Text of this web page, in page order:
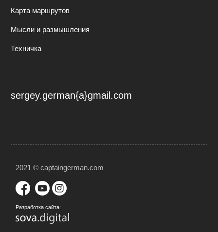
Карта маршрутов
Мысли и размышления
Техничка
sergey.german{a}gmail.com
2021 © captaingerman.com
Разработка сайта: